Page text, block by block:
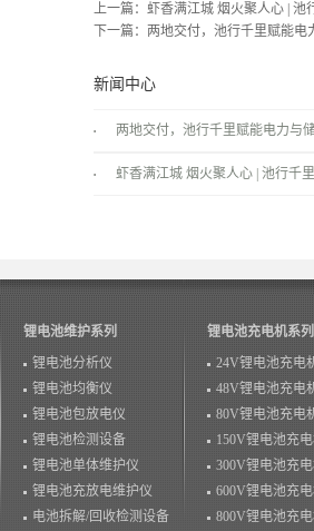
上一篇： 虾香满江城 烟火聚人心 | 池
下一篇： 两地交付，池行千里赋能电
新闻中心
两地交付，池行千里赋能电力与
景！
虾香满江城 烟火聚人心 | 池行千
锂电池维护系列
锂电池分析仪
锂电池均衡仪
锂电池包放电仪
锂电池检测设备
锂电池单体维护仪
锂电池充放电维护仪
电池拆解/回收检测设备
锂电池充电机系列
24V锂电池充电
48V锂电池充电
80V锂电池充电
150V锂电池充
300V锂电池充
600V锂电池充
800V锂电池充